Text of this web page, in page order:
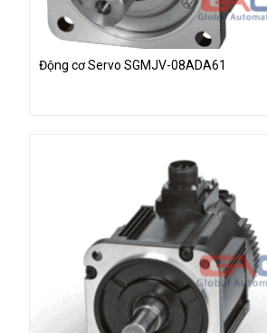
Động cơ Servo SGMJV-08ADA61